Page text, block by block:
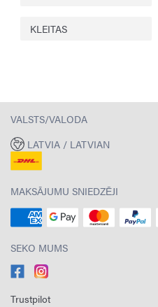
KLEITAS
VALSTS/VALODA
LATVIA / LATVIAN
MAKSĀJUMU SNIEDZĒJI
SEKO MUMS
Trustpilot